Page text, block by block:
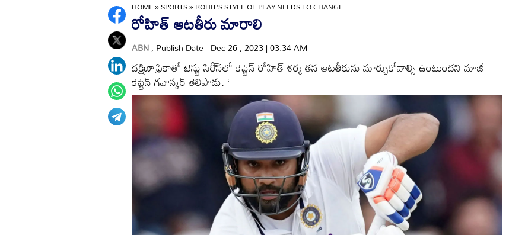
HOME»SPORTS»ROHIT'S STYLE OF PLAY NEEDS TO CHANGE
రోహిత్‌ ఆటతీరు మారాలి
ABN, Publish Date - Dec 26 , 2023 | 03:34 AM
దక్షిణాఫ్రికాతో టెస్టు సిరీ్‌సలో కెప్టెన్‌ రోహిత్‌ శర్మ తన ఆటతీరును మార్చుకోవాల్సి ఉంటుందని మాజీ
కెప్టెన్‌ గవాస్కర్‌ తెలిపాడు. ‘